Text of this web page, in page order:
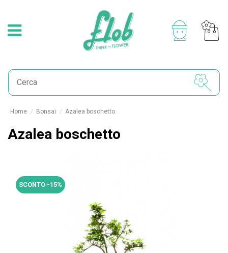
Home Bonsai Azalea boschetto
Azalea boschetto
SCONTO -15%